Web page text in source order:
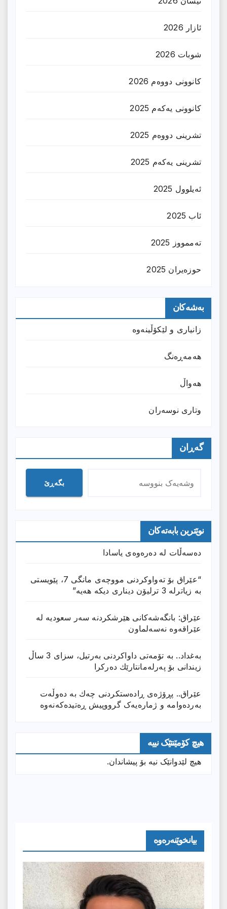
ئازار 2026
شوبات 2026
کانوونی دووەم 2026
کانوونی یەکەم 2025
تشرینی دووەم 2025
تشرینی یەکەم 2025
ئەیلوول 2025
ئاب 2025
تەممووز 2025
حوزه‌یران 2025
بەشەکان
زانیارى و لێکۆڵینەوە
هەمەڕەنگ
هەواڵ
وتارى نوسەران
گەڕان
بگەڕێ
نوێترین بابەتەکان
دەسەڵات لە دەرەوەی یاسادا
“عێراق بۆ تەواوکردنی مووچەی مانگى 7، پێویستی
بە زیاترلە 3 ترلیۆن دیناری دیکە هەیە”
عێراق: بانگەشەكانی هێرشكردنە سەر سعودیە لە
عێراقەوە نەسەلماون
بەغداد.. بە تۆمەتی داواكردنی بەرتیل، سزای 3 ساڵ
زیندانی بۆ پەرلەمانتارێك دەركرا
عێراق.. پڕۆژەی ڕادەستكردنی چەك بە دەوڵەت
بەردەوامە و ژمارەیەک گرووپیش ڕەتیدەکەنەوە
هیچ کۆمێنتێک نییە
هیچ لێدوانێک نیە بۆ پیشاندان.
بیانخوێنەرەوە